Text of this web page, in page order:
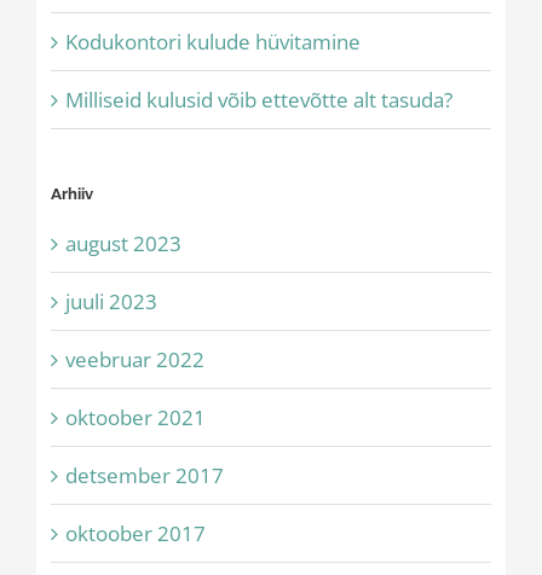
Kodukontori kulude hüvitamine
Milliseid kulusid võib ettevõtte alt tasuda?
Arhiiv
august 2023
juuli 2023
veebruar 2022
oktoober 2021
detsember 2017
oktoober 2017